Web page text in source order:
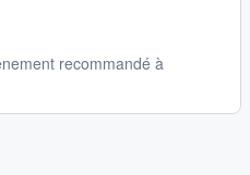
recommandé à